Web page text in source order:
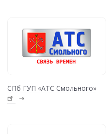
СПб ГУП «АТС Смольного»